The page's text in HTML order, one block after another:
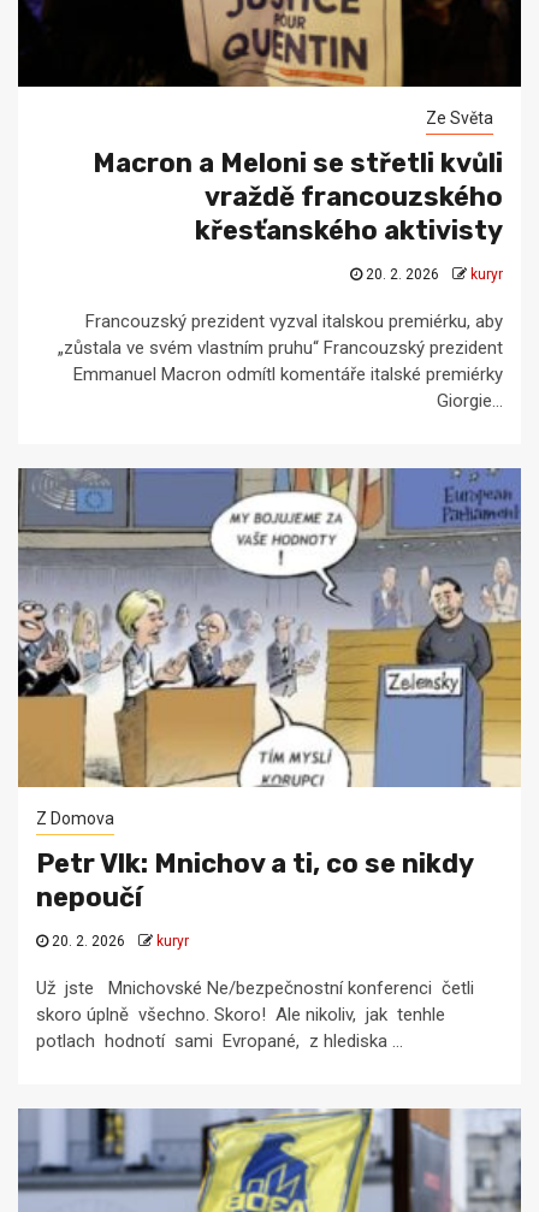
Ze Světa
Macron a Meloni se střetli kvůli
vraždě francouzského
křesťanského aktivisty
20. 2. 2026 kuryr
Francouzský prezident vyzval italskou premiérku, aby
„zůstala ve svém vlastním pruhu“ Francouzský prezident
Emmanuel Macron odmítl komentáře italské premiérky
Giorgie...
Z Domova
Petr Vlk: Mnichov a ti, co se nikdy
nepoučí
20. 2. 2026 kuryr
Už jste Mnichovské Ne/bezpečnostní konferenci četli
skoro úplně všechno. Skoro! Ale nikoliv, jak tenhle
potlach hodnotí sami Evropané, z hlediska ...